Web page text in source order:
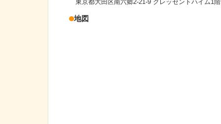
東京都大田区南六郷2-21-9 クレッセントハイム1階
地図